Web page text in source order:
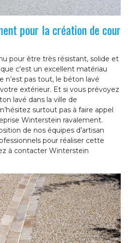
pour la création de cour
pour être très résistant, solide et
c’est un excellent matériau
n’est pas tout, le béton lavé
extérieur. Et si vous prévoyez
lavé dans la ville de
surtout pas à faire appel
Winterstein ravalement.
de nos équipes d’artisan
pour réaliser cette
à contacter Winterstein